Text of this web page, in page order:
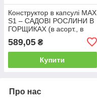
Конструктор в капсулі MAX
S1 – САДОВІ РОСЛИНИ В
ГОРЩИКАХ (в асорт., в
589,05 ₴
Купити
Про нас